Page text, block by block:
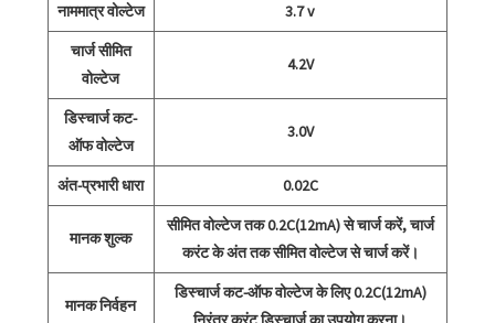
नाममात्र वोल्टेज
3.7 v
चार्ज सीमित
वोल्टेज
4.2V
डिस्चार्ज कट-
ऑफ वोल्टेज
3.0V
अंत-प्रभारी धारा 0.02C
मानक शुल्क
सीमित वोल्टेज तक 0.2C(12mA) से चार्ज करें, चार्ज
करंट के अंत तक सीमित वोल्टेज से चार्ज करें।
मानक निर्वहन
डिस्चार्ज कट-ऑफ वोल्टेज के लिए 0.2C(12mA)